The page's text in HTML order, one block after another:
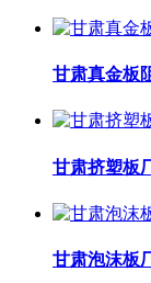
甘肃真金板
甘肃挤塑板
甘肃泡沫板